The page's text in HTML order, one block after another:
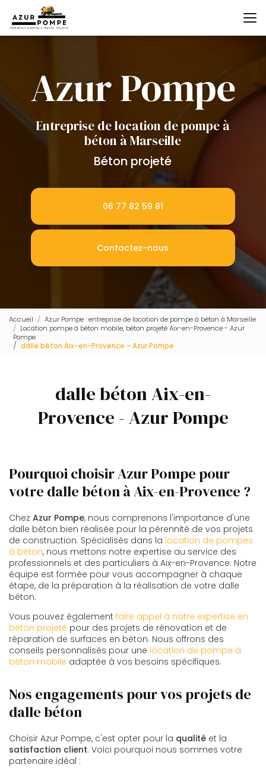
contenu
principal
Entreprise de location de pompe à
béton à Marseille
Béton projeté
06 77 82 59 81
Contactez-nous
Accueil
Azur Pompe : entreprise de location de pompe à béton à Marseille
Location pompe à béton mobile, béton projeté Aix-en-Provence - Azur
Pompe
dalle béton Aix-en-Provence - Azur Pompe
dalle béton Aix-en-
Provence - Azur Pompe
Pourquoi choisir Azur Pompe pour
votre dalle béton à Aix-en-Provence ?
Chez Azur Pompe, nous comprenons l'importance d'une
dalle béton bien réalisée pour la pérennité de vos projets
de construction. Spécialisés dans la location de pompes
à béton, nous mettons notre expertise au service des
professionnels et des particuliers à Aix-en-Provence. Notre
équipe est formée pour vous accompagner à chaque
étape, de la préparation à la réalisation de votre dalle
béton.
Vous pouvez également faire appel à notre expertise en
béton projeté pour des projets de rénovation et de
réparation de surfaces en béton. Nous offrons des
conseils personnalisés pour une location de pompe à
béton mobile adaptée à vos besoins spécifiques.
Nos engagements pour vos projets de
dalle béton
Choisir Azur Pompe, c'est opter pour la qualité et la
satisfaction client. Voici pourquoi nous sommes votre
partenaire idéal :